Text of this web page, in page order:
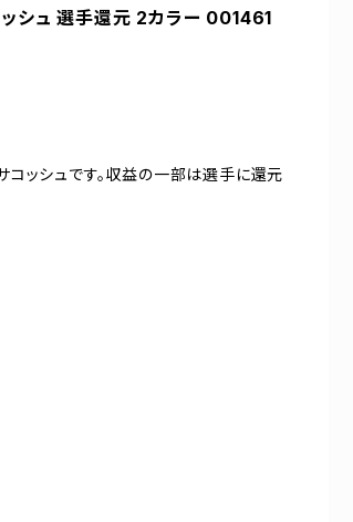
シュ 選手還元 2カラー 001461
ッシュです。収益の一部は選手に還元